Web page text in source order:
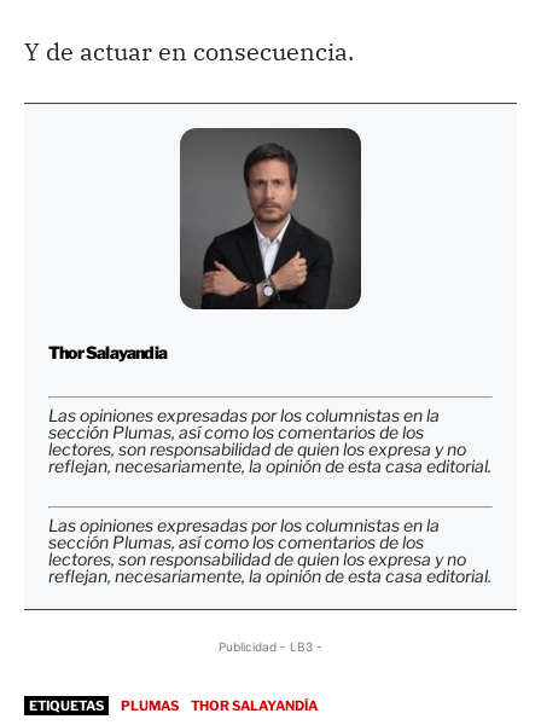
Y de actuar en consecuencia.
Thor Salayandia
Las opiniones expresadas por los columnistas en la
sección Plumas, así como los comentarios de los
lectores, son responsabilidad de quien los expresa y no
reflejan, necesariamente, la opinión de esta casa editorial.
Las opiniones expresadas por los columnistas en la
sección Plumas, así como los comentarios de los
lectores, son responsabilidad de quien los expresa y no
reflejan, necesariamente, la opinión de esta casa editorial.
Publicidad - LB3 -
ETIQUETAS PLUMAS THOR SALAYANDÍA